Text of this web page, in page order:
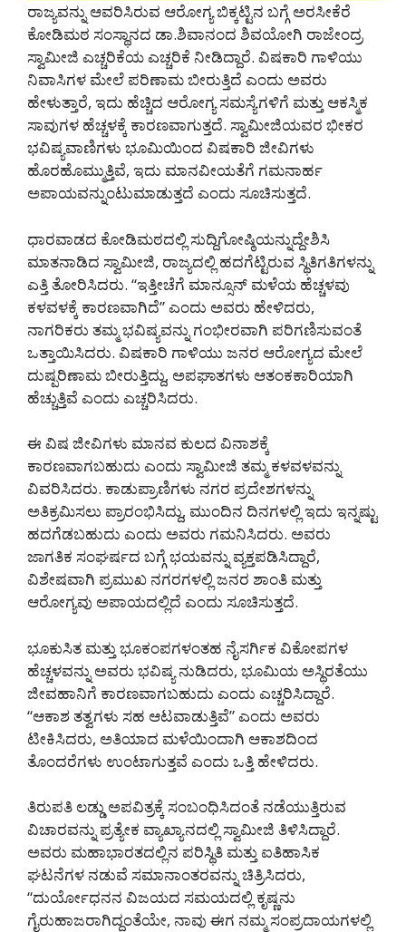
ರಾಜ್ಯವನ್ನು ಆವರಿಸಿರುವ ಆರೋಗ್ಯ ಬಿಕ್ಕಟ್ಟಿನ ಬಗ್ಗೆ ಅರಸೀಕೆರೆ
ಕೋಡಿಮಠ ಸಂಸ್ಥಾನದ ಡಾ.ಶಿವಾನಂದ ಶಿವಯೋಗಿ ರಾಜೇಂದ್ರ
ಸ್ವಾಮೀಜಿ ಎಚ್ಚರಿಕೆಯ ಎಚ್ಚರಿಕೆ ನೀಡಿದ್ದಾರೆ. ವಿಷಕಾರಿ ಗಾಳಿಯು
ನಿವಾಸಿಗಳ ಮೇಲೆ ಪರಿಣಾಮ ಬೀರುತ್ತಿದೆ ಎಂದು ಅವರು
ಹೇಳುತ್ತಾರೆ, ಇದು ಹೆಚ್ಚಿದ ಆರೋಗ್ಯ ಸಮಸ್ಯೆಗಳಿಗೆ ಮತ್ತು ಆಕಸ್ಮಿಕ
ಸಾವುಗಳ ಹೆಚ್ಚಳಕ್ಕೆ ಕಾರಣವಾಗುತ್ತದೆ. ಸ್ವಾಮೀಜಿಯವರ ಭೀಕರ
ಭವಿಷ್ಯವಾಣಿಗಳು ಭೂಮಿಯಿಂದ ವಿಷಕಾರಿ ಜೀವಿಗಳು
ಹೊರಹೊಮ್ಮುತ್ತಿವೆ, ಇದು ಮಾನವೀಯತೆಗೆ ಗಮನಾರ್ಹ
ಅಪಾಯವನ್ನುಂಟುಮಾಡುತ್ತದೆ ಎಂದು ಸೂಚಿಸುತ್ತದೆ.
ಧಾರವಾಡದ ಕೋಡಿಮಠದಲ್ಲಿ ಸುದ್ದಿಗೋಷ್ಠಿಯನ್ನುದ್ದೇಶಿಸಿ
ಮಾತನಾಡಿದ ಸ್ವಾಮೀಜಿ, ರಾಜ್ಯದಲ್ಲಿ ಹದಗೆಟ್ಟಿರುವ ಸ್ಥಿತಿಗತಿಗಳನ್ನು
ಎತ್ತಿ ತೋರಿಸಿದರು. “ಇತ್ತೀಚೆಗೆ ಮಾನ್ಸೂನ್ ಮಳೆಯ ಹೆಚ್ಚಳವು
ಕಳವಳಕ್ಕೆ ಕಾರಣವಾಗಿದೆ” ಎಂದು ಅವರು ಹೇಳಿದರು,
ನಾಗರಿಕರು ತಮ್ಮ ಭವಿಷ್ಯವನ್ನು ಗಂಭೀರವಾಗಿ ಪರಿಗಣಿಸುವಂತೆ
ಒತ್ತಾಯಿಸಿದರು. ವಿಷಕಾರಿ ಗಾಳಿಯು ಜನರ ಆರೋಗ್ಯದ ಮೇಲೆ
ದುಷ್ಪರಿಣಾಮ ಬೀರುತ್ತಿದ್ದು, ಅಪಘಾತಗಳು ಆತಂಕಕಾರಿಯಾಗಿ
ಹೆಚ್ಚುತ್ತಿವೆ ಎಂದು ಎಚ್ಚರಿಸಿದರು.
ಈ ವಿಷ ಜೀವಿಗಳು ಮಾನವ ಕುಲದ ವಿನಾಶಕ್ಕೆ
ಕಾರಣವಾಗಬಹುದು ಎಂದು ಸ್ವಾಮೀಜಿ ತಮ್ಮ ಕಳವಳವನ್ನು
ವಿವರಿಸಿದರು. ಕಾಡುಪ್ರಾಣಿಗಳು ನಗರ ಪ್ರದೇಶಗಳನ್ನು
ಅತಿಕ್ರಮಿಸಲು ಪ್ರಾರಂಭಿಸಿದ್ದು, ಮುಂದಿನ ದಿನಗಳಲ್ಲಿ ಇದು ಇನ್ನಷ್ಟು
ಹದಗೆಡಬಹುದು ಎಂದು ಅವರು ಗಮನಿಸಿದರು. ಅವರು
ಜಾಗತಿಕ ಸಂಘರ್ಷದ ಬಗ್ಗೆ ಭಯವನ್ನು ವ್ಯಕ್ತಪಡಿಸಿದ್ದಾರೆ,
ವಿಶೇಷವಾಗಿ ಪ್ರಮುಖ ನಗರಗಳಲ್ಲಿ ಜನರ ಶಾಂತಿ ಮತ್ತು
ಆರೋಗ್ಯವು ಅಪಾಯದಲ್ಲಿದೆ ಎಂದು ಸೂಚಿಸುತ್ತದೆ.
ಭೂಕುಸಿತ ಮತ್ತು ಭೂಕಂಪಗಳಂತಹ ನೈಸರ್ಗಿಕ ವಿಕೋಪಗಳ
ಹೆಚ್ಚಳವನ್ನು ಅವರು ಭವಿಷ್ಯ ನುಡಿದರು, ಭೂಮಿಯ ಅಸ್ಥಿರತೆಯು
ಜೀವಹಾನಿಗೆ ಕಾರಣವಾಗಬಹುದು ಎಂದು ಎಚ್ಚರಿಸಿದ್ದಾರೆ.
“ಆಕಾಶ ತತ್ವಗಳು ಸಹ ಆಟವಾಡುತ್ತಿವೆ” ಎಂದು ಅವರು
ಟೀಕಿಸಿದರು, ಅತಿಯಾದ ಮಳೆಯಿಂದಾಗಿ ಆಕಾಶದಿಂದ
ತೊಂದರೆಗಳು ಉಂಟಾಗುತ್ತವೆ ಎಂದು ಒತ್ತಿ ಹೇಳಿದರು.
ತಿರುಪತಿ ಲಡ್ಡು ಅಪವಿತ್ರಕ್ಕೆ ಸಂಬಂಧಿಸಿದಂತೆ ನಡೆಯುತ್ತಿರುವ
ವಿಚಾರವನ್ನು ಪ್ರತ್ಯೇಕ ವ್ಯಾಖ್ಯಾನದಲ್ಲಿ ಸ್ವಾಮೀಜಿ ತಿಳಿಸಿದ್ದಾರೆ.
ಅವರು ಮಹಾಭಾರತದಲ್ಲಿನ ಪರಿಸ್ಥಿತಿ ಮತ್ತು ಐತಿಹಾಸಿಕ
ಘಟನೆಗಳ ನಡುವೆ ಸಮಾನಾಂತರವನ್ನು ಚಿತ್ರಿಸಿದರು,
“ದುರ್ಯೋಧನನ ವಿಜಯದ ಸಮಯದಲ್ಲಿ ಕೃಷ್ಣನು
ಗೈರುಹಾಜರಾಗಿದ್ದಂತೆಯೇ, ನಾವು ಈಗ ನಮ್ಮ ಸಂಪ್ರದಾಯಗಳಲ್ಲಿ